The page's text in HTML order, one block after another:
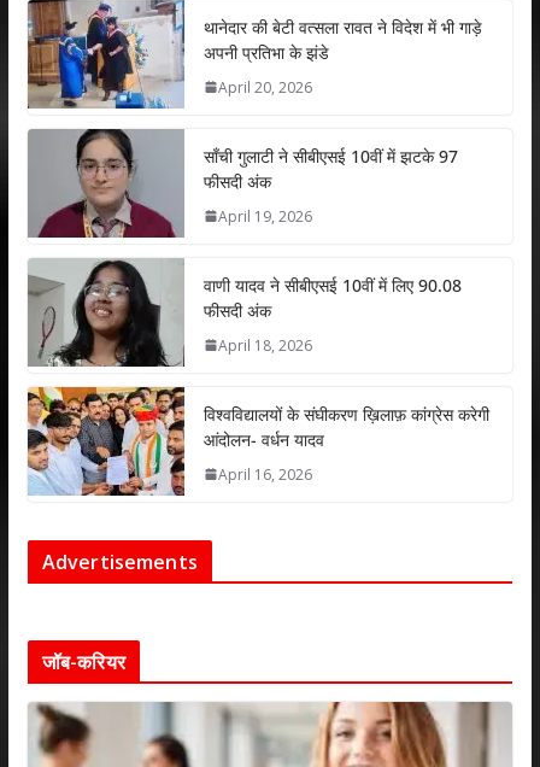
s
A
p
p
b
o
o
er e
dI
l e
थानेदार की बेटी वत्सला रावत ने विदेश में भी गाड़े
अपनी प्रतिभा के झंडे
April 20, 2026
साँची गुलाटी ने सीबीएसई 10वीं में झटके 97
फीसदी अंक
April 19, 2026
वाणी यादव ने सीबीएसई 10वीं में लिए 90.08
फीसदी अंक
April 18, 2026
विश्वविद्यालयों के संघीकरण ख़िलाफ़ कांग्रेस करेगी
आंदोलन- वर्धन यादव
April 16, 2026
Advertisements
जॉब-करियर